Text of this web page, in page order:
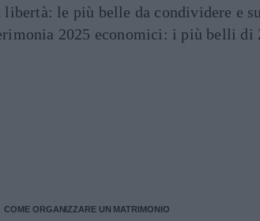
libertà: le più belle da condividere e
2025 economici: i più belli di
COME ORGANIZZARE UN MATRIMONIO